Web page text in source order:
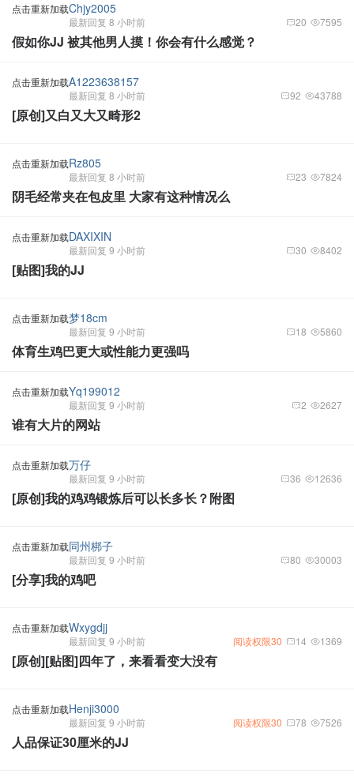
点击重新加载Chjy2005
最新回复 8 小时前 7595
20
假如你JJ 被其他男人摸！你会有什么感觉？
点击重新加载A1223638157
最新回复 8 小时前 43788
92
[原创]又白又大又畸形2
点击重新加载Rz805
最新回复 8 小时前 7824
23
阴毛经常夹在包皮里 大家有这种情况么
点击重新加载DAXIXIN
最新回复 9 小时前 8402
30
[贴图]我的JJ
点击重新加载梦18cm
最新回复 9 小时前 5860
18
体育生鸡巴更大或性能力更强吗
点击重新加载Yq199012
最新回复 9 小时前 2627
2
谁有大片的网站
点击重新加载万仔
最新回复 9 小时前 12636
36
[原创]我的鸡鸡锻炼后可以长多长？附图
点击重新加载同州梆子
最新回复 9 小时前 30003
80
[分享]我的鸡吧
点击重新加载Wxygdjj
最新回复 9 小时前 1369
14
阅读权限30
[原创][贴图]四年了，来看看变大没有
点击重新加载Henji3000
最新回复 9 小时前 7526
78
阅读权限30
人品保证30厘米的JJ